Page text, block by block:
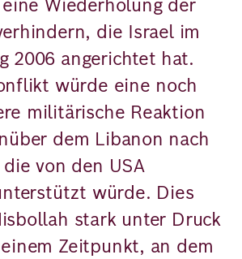
Wiederholung der
die Israel im
2006 angerichtet hat.
würde eine noch
militärische Reaktion
dem Libanon nach
von den USA
würde. Dies
stark unter Druck
Zeitpunkt, an dem